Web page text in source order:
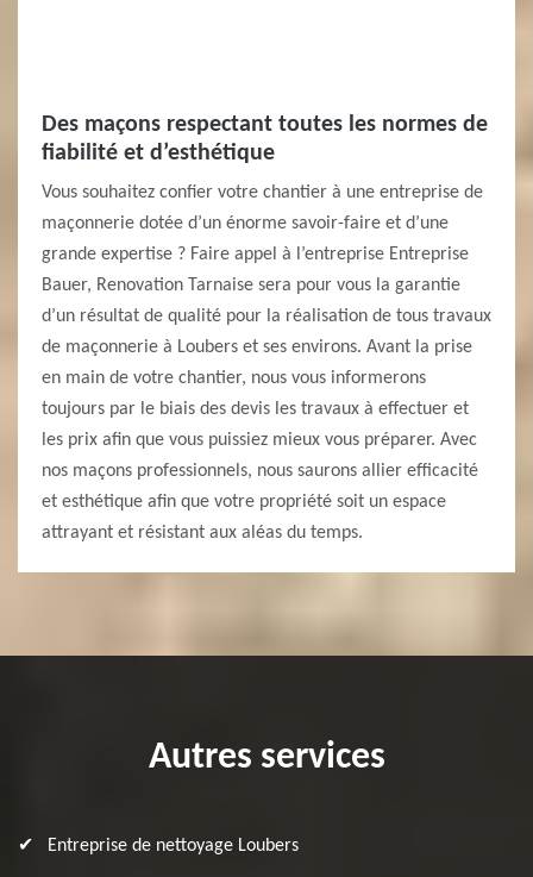
Des maçons respectant toutes les normes de
fiabilité et d’esthétique
Vous souhaitez confier votre chantier à une entreprise de
maçonnerie dotée d’un énorme savoir-faire et d’une
grande expertise ? Faire appel à l’entreprise Entreprise
Bauer, Renovation Tarnaise sera pour vous la garantie
d’un résultat de qualité pour la réalisation de tous travaux
de maçonnerie à Loubers et ses environs. Avant la prise
en main de votre chantier, nous vous informerons
toujours par le biais des devis les travaux à effectuer et
les prix afin que vous puissiez mieux vous préparer. Avec
nos maçons professionnels, nous saurons allier efficacité
et esthétique afin que votre propriété soit un espace
attrayant et résistant aux aléas du temps.
Autres services
Entreprise de nettoyage Loubers